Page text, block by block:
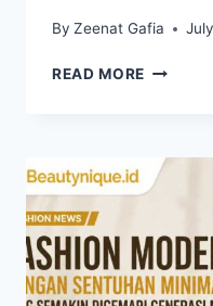
By Zeenat Gafia
READ MORE
PECINTA